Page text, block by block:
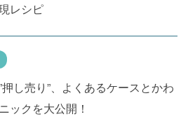
レシピ
押し売り”、よくあるケースとかわ
ックを大公開！